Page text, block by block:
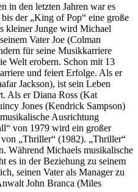
in den letzten Jahren war es
der „King of Pop“ eine große
kleiner Junge wird Michael
Vater Joe (Colman
für seine Musikkarriere
Welt erobern. Schon mit 13
und feiert Erfolge. Als er
Jackson), ist sein Leben
Als er Diana Ross (Kat
Jones (Kendrick Sampson)
Ausrichtung
von 1979 wird ein großer
„Thriller“ (1982). „Thriller“
Während Michaels musikalische
es in der Beziehung zu seinem
seinen Vater als Manager zu
John Branca (Miles